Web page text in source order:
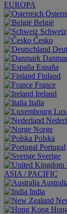
EUROPA
België
Schweiz
Česko
España
Finland
France
Ireland
Italia
Norge
Polska
Portugal
Sverige
ASIA / PACIFIC
India